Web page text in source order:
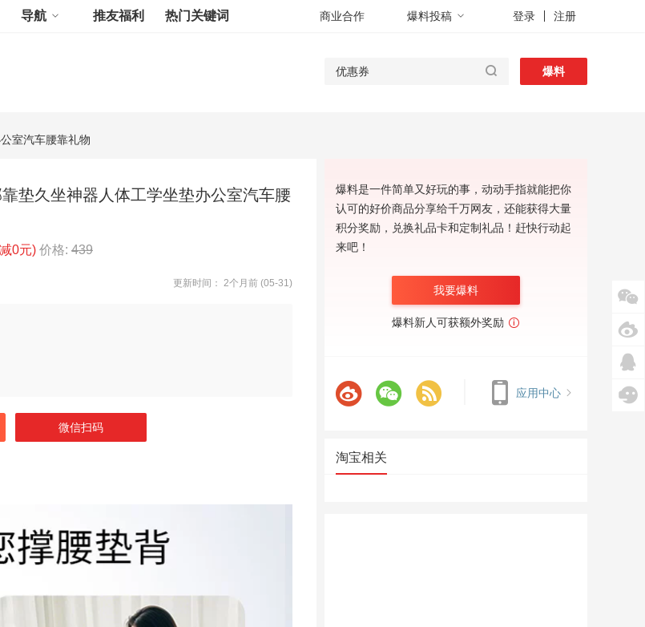
导航 推友福利 热门关键词 商业合作 爆料投稿 登录 注册
爆料
室汽车腰靠礼物
垫久坐神器人体工学坐垫办公室汽车腰
0元) 价格: 439
更新时间： 2个月前 (05-31)
微信扫码
爆料是一件简单又好玩的事，动动手指就能把你
认可的好价商品分享给千万网友，还能获得大量
积分奖励，兑换礼品卡和定制礼品！赶快行动起
来吧！
我要爆料
爆料新人可获额外奖励
应用中心
淘宝相关